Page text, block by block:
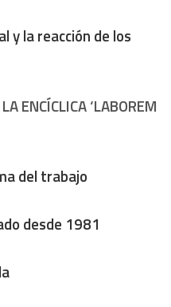
y la reacción de los
ENCÍCLICA ‘LABOREM
del trabajo
desde 1981